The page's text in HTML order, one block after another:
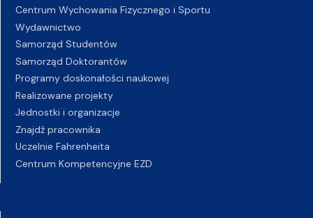
Centrum Wychowania Fizycznego i Sportu
Wydawnictwo
Samorząd Studentów
Samorząd Doktorantów
Programy doskonałości naukowej
Realizowane projekty
Jednostki i organizacje
Znajdź pracownika
Uczelnie Fahrenheita
Centrum Kompetencyjne EZD